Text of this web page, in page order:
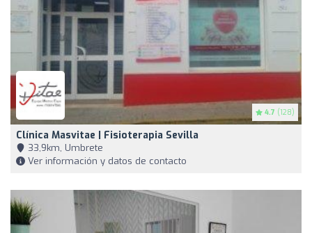
4.7 (128)
Clínica Masvitae | Fisioterapia Sevilla
33,9km, Umbrete
Ver información y datos de contacto